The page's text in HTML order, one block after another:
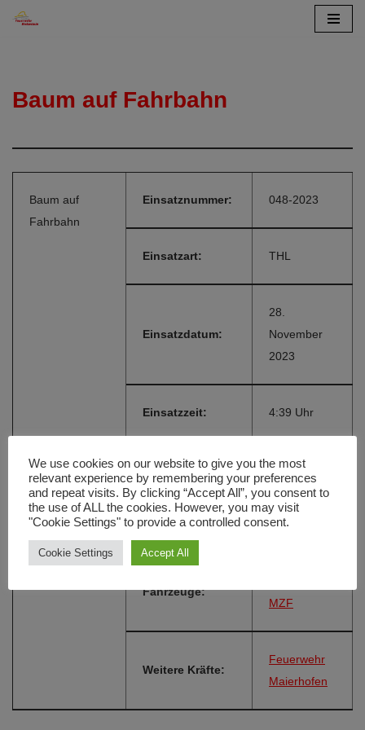
springen
Baum auf Fahrbahn
Baum auf
Fahrbahn
Einsatznummer: 048-2023
Einsatzart: THL
Einsatzdatum:
28.
November
2023
Einsatzzeit: 4:39 Uhr
Einsatzort: Maierhofen
Alarmierungsart: FME
Fahrzeuge:
MZF
Weitere Kräfte:
Feuerwehr
Maierhofen
We use cookies on our website to give you the most
relevant experience by remembering your preferences
and repeat visits. By clicking “Accept All”, you consent to
the use of ALL the cookies. However, you may visit
"Cookie Settings" to provide a controlled consent.
Cookie Settings Accept All